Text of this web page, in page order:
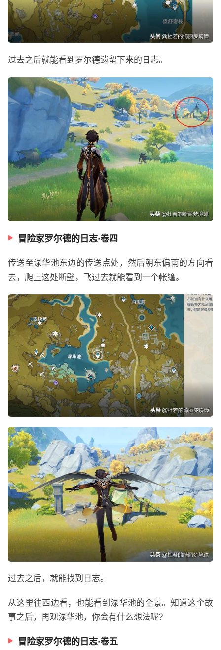
过去之后就能看到罗尔德遗留下来的日志。
冒险家罗尔德的日志·卷四
传送至渌华池东边的传送点处，然后朝东偏南的方向看
去，爬上这处断壁，飞过去就能看到一个帐篷。
过去之后，就能找到日志。
从这里往西边看，也能看到渌华池的全景。知道这个故
事之后，再观渌华池，你会有什么想法呢?
冒险家罗尔德的日志·卷五